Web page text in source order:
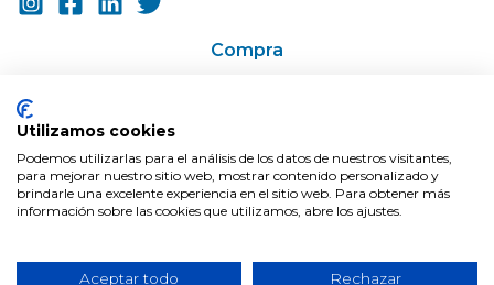
Compra
Super-descuentos / Cupones
En Oferta
Condiciones de compra
Envíos
Utilizamos cookies
Podemos utilizarlas para el análisis de los datos de nuestros visitantes,
para mejorar nuestro sitio web, mostrar contenido personalizado y
brindarle una excelente experiencia en el sitio web. Para obtener más
información sobre las cookies que utilizamos, abre los ajustes.
Aceptar todo Rechazar